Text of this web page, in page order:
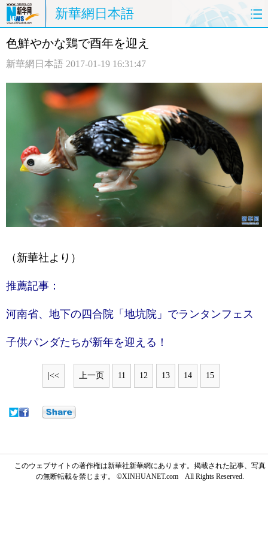
新華網日本語
ホームページ 政治
観光 評論 写真
中日対訳
色鮮やかな鶏で酉年を迎え
新華網日本語 2017-01-19 16:31:47
（新華社より）
推薦記事：
河南省、地下の四合院「地坑院」でランタンフェス
子供パンダたちが新年を迎える！
|<< 上一页 11 12 13 14 15
このウェブサイトの著作権は新華社新華網にあります。掲載された記事、写真
の無断転載を禁じます。 ©XINHUANET.com All Rights Reserved.